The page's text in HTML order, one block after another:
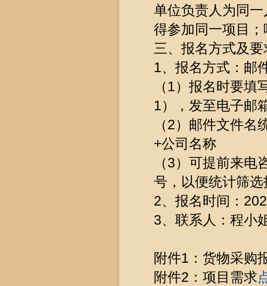
单位负责人为同
得参加同一项目
三、报名方式及要
1、报名方式：邮
（1）报名时要填
1），发至电子邮
（2）邮件文件
+公司名称
（3）可提前来
号，以便统计筛
2、报名时间：
3、联系人：程小
附件1：货物采购
附件2：项目需求